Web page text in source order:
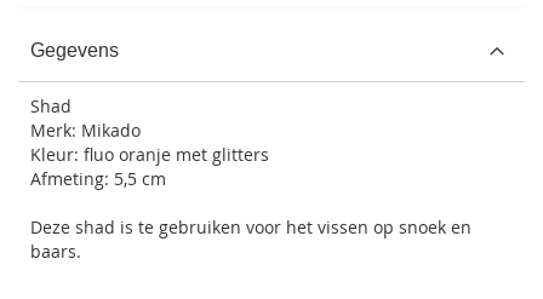
Gegevens
Shad
Merk: Mikado
Kleur: fluo oranje met glitters
Afmeting: 5,5 cm
Deze shad is te gebruiken voor het vissen op snoek en
baars.